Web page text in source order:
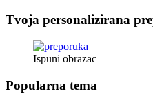
Tvoja personalizirana
Ispuni obrazac
Popularna tema